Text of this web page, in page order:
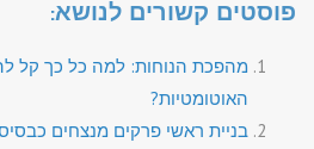
פוסטים קשורים לנושא:
מהפכת הנוחות: למה כל כך קל
האוטומטיות?
בניית ראשי פרקים מנצחים